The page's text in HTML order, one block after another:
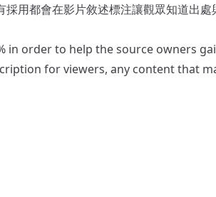
用都會在影片敘述標注讓觀眾知道出處
in order to help the source owners
for viewers, any content that